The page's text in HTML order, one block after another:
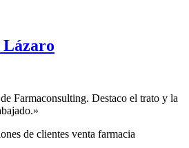
Farmaconsulting. Destaco el trato y la
de clientes venta farmacia